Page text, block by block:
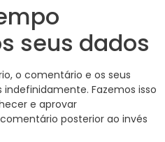
seus dados
o comentário e os seus
Fazemos isso
e aprovar
posterior ao invés